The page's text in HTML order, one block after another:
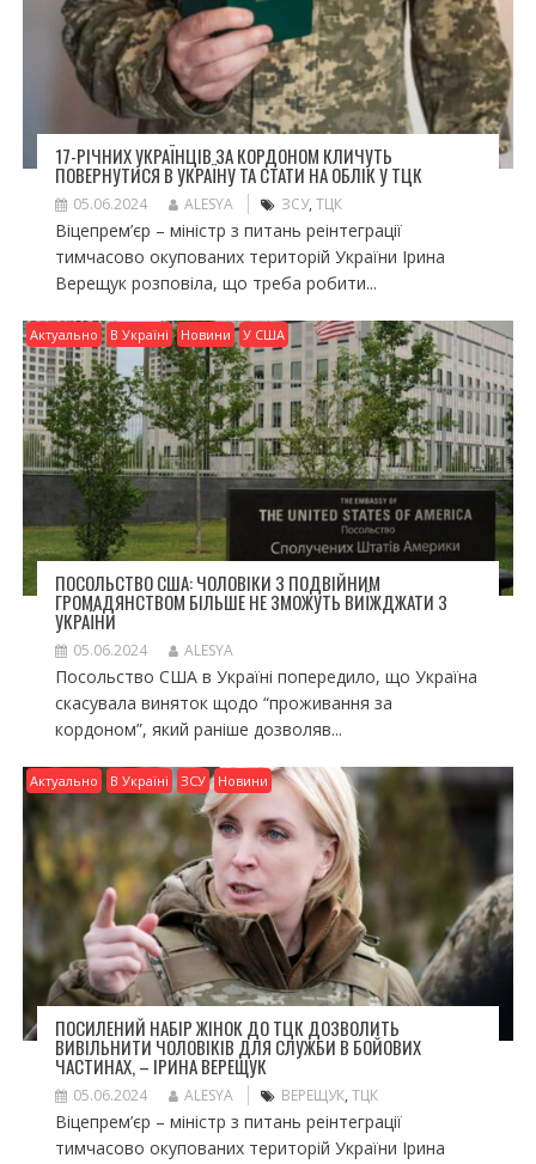
17-РІЧНИХ УКРАЇНЦІВ ЗА КОРДОНОМ КЛИЧУТЬ
ПОВЕРНУТИСЯ В УКРАЇНУ ТА СТАТИ НА ОБЛІК У ТЦК
05.06.2024 ALESYA ЗСУ, ТЦК
Віцепрем’єр – міністр з питань реінтеграції
тимчасово окупованих територій України Ірина
Верещук розповіла, що треба робити...
Актуально В Україні Новини У США
ПОСОЛЬСТВО США: ЧОЛОВІКИ З ПОДВІЙНИМ
ГРОМАДЯНСТВОМ БІЛЬШЕ НЕ ЗМОЖУТЬ ВИЇЖДЖАТИ З
УКРАЇНИ
05.06.2024 ALESYA
Посольство США в Україні попередило, що Україна
скасувала виняток щодо “проживання за
кордоном”, який раніше дозволяв...
Актуально В Україні ЗСУ Новини
ПОСИЛЕНИЙ НАБІР ЖІНОК ДО ТЦК ДОЗВОЛИТЬ
ВИВІЛЬНИТИ ЧОЛОВІКІВ ДЛЯ СЛУЖБИ В БОЙОВИХ
ЧАСТИНАХ, – ІРИНА ВЕРЕЩУК
05.06.2024 ALESYA ВЕРЕЩУК, ТЦК
Віцепрем’єр – міністр з питань реінтеграції
тимчасово окупованих територій України Ірина